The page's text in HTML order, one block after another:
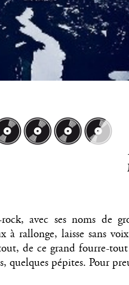
avec ses noms de
à rallonge, laisse sans
de ce grand fourre-
quelques pépites. Pour